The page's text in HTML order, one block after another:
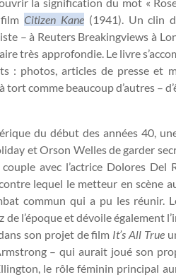
filmCitizen Kane(1941). Un clin
– à Reuters Breakingviews à
très approfondie. Le livre
: photos, articles de presse et
comme beaucoup d’autres –
du début des années 40,
et Orson Welles de garder
avec l’actrice Dolores Del
lequel le metteur en scène
commun qui a pu les réunir.
l’époque et dévoile également
son projet de film It’s All True
– qui aurait joué son
le rôle féminin principal